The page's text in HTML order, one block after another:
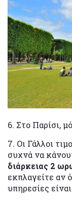
6. Στο Παρίσι,
7. Οι Γάλλοι
συχνά να
διάρκειας 2
εκπλαγείτε αν
υπηρεσίες